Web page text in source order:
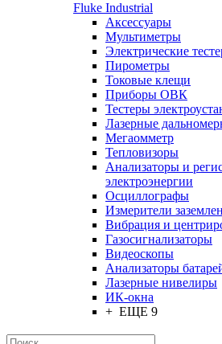
Fluke Industrial
Аксессуары
Мультиметры
Электрические
Пирометры
Токовые клещи
Приборы ОВК
Тестеры
Лазерные
Мегаомметр
Тепловизоры
Анализаторы и
электроэнергии
Осциллографы
Измерители
Вибрация и
Газосигнализаторы
Видеоскопы
Анализаторы
Лазерные нивелиры
ИК-окна
+ ЕЩЕ 9